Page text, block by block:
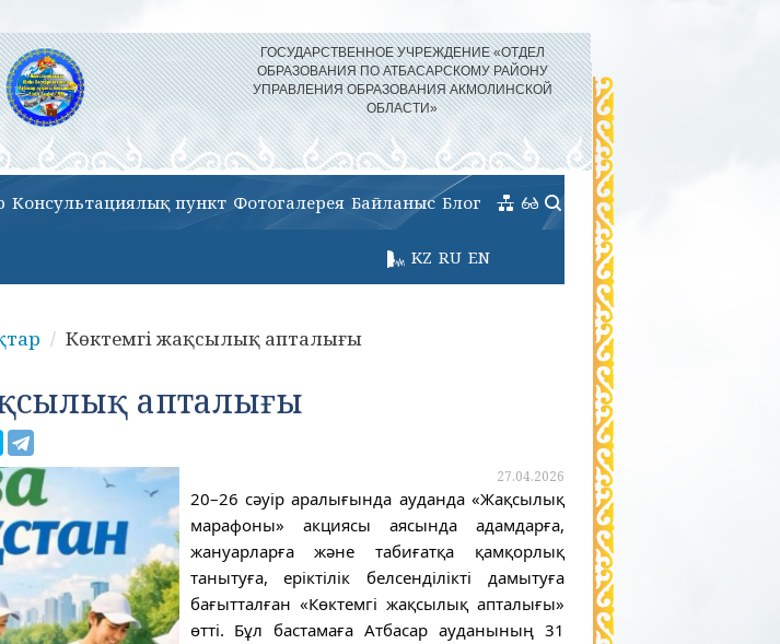
ГОСУДАРСТВЕННОЕ УЧРЕЖДЕНИЕ «ОТДЕЛ
ОБРАЗОВАНИЯ ПО АТБАСАРСКОМУ РАЙОНУ
УПРАВЛЕНИЯ ОБРАЗОВАНИЯ АКМОЛИНСКОЙ
ОБЛАСТИ»
Консультациялық пункт Фотогалерея Байланыс Блог
EN
RU
KZ
Көктемгі жақсылық апталығы
апталығы
27.04.2026
20–26 сәуір аралығында ауданда «Жақсылық
марафоны» акциясы аясында адамдарға,
жануарларға және табиғатқа қамқорлық
танытуға, еріктілік белсенділікті дамытуға
бағытталған «Көктемгі жақсылық апталығы»
өтті. Бұл бастамаға Атбасар ауданының 31